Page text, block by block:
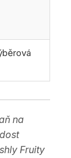
na
Fruity